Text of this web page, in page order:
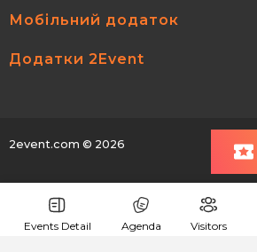
Мобільний додаток
Додатки 2Event
2event.com © 2026
Events Detail Agenda Visitors